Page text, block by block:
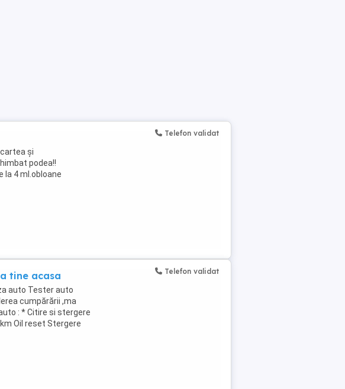
și
podea!!
la 4 ml.obloane
Telefon validat
tine acasa
auto Tester auto
cumpărării ,ma
: * Citire si stergere
Oil reset Stergere
Telefon validat